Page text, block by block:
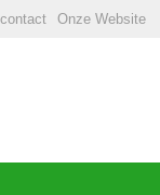
contact Onze Website